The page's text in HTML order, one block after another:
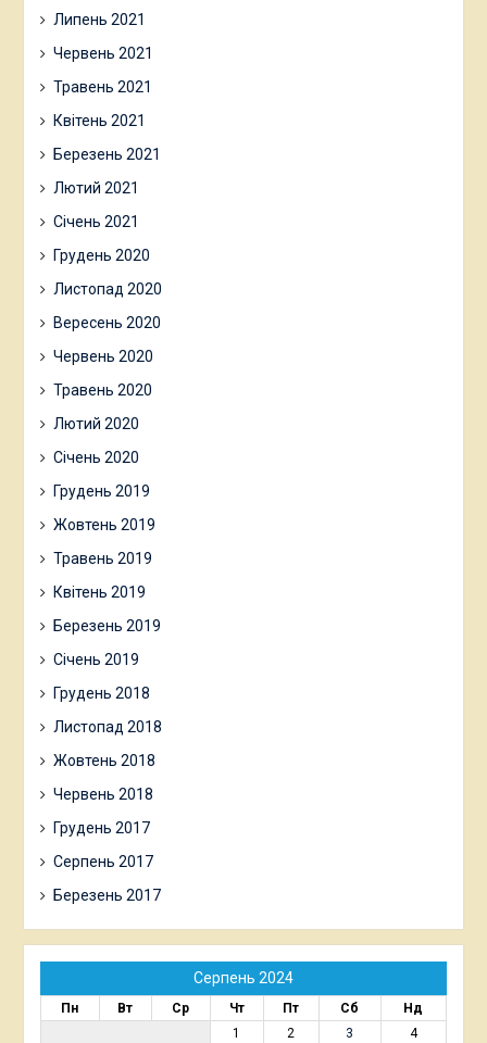
Липень 2021
Червень 2021
Травень 2021
Квітень 2021
Березень 2021
Лютий 2021
Січень 2021
Грудень 2020
Листопад 2020
Вересень 2020
Червень 2020
Травень 2020
Лютий 2020
Січень 2020
Грудень 2019
Жовтень 2019
Травень 2019
Квітень 2019
Березень 2019
Січень 2019
Грудень 2018
Листопад 2018
Жовтень 2018
Червень 2018
Грудень 2017
Серпень 2017
Березень 2017
Серпень 2024
Пн Вт Ср Чт Пт Сб
Нд
1
2 3 4